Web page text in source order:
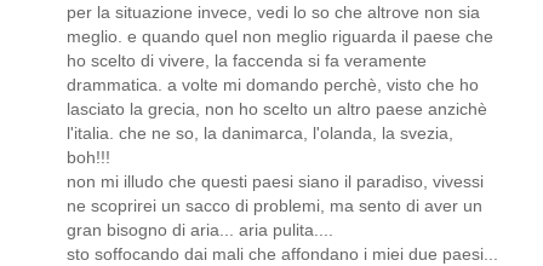
per la situazione invece, vedi lo so che altrove non sia
meglio. e quando quel non meglio riguarda il paese che
ho scelto di vivere, la faccenda si fa veramente
drammatica. a volte mi domando perchè, visto che ho
lasciato la grecia, non ho scelto un altro paese anzichè
l'italia. che ne so, la danimarca, l'olanda, la svezia,
boh!!!
non mi illudo che questi paesi siano il paradiso, vivessi
ne scoprirei un sacco di problemi, ma sento di aver un
gran bisogno di aria... aria pulita....
sto soffocando dai mali che affondano i miei due paesi...